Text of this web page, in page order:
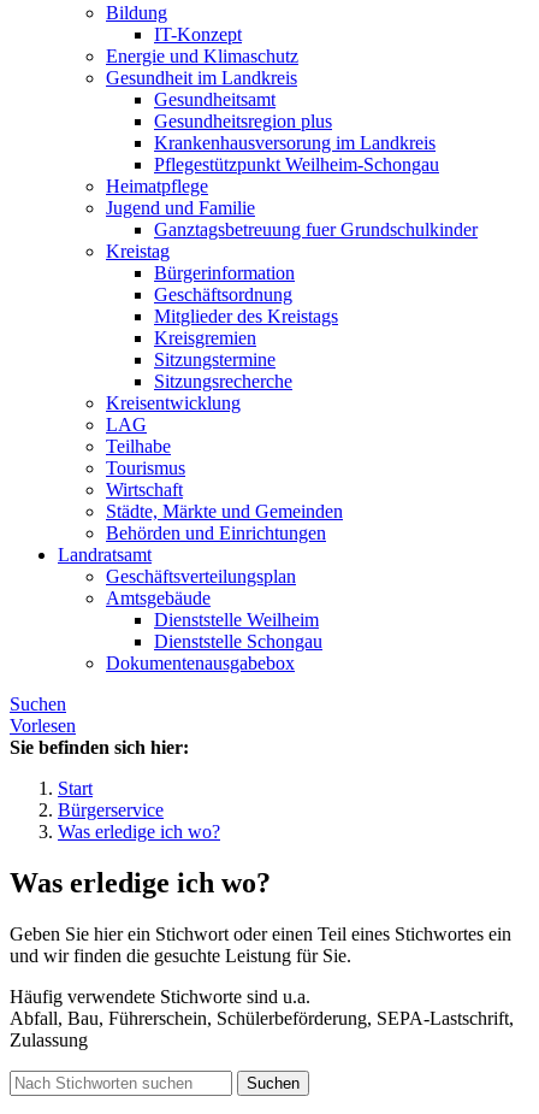
Bildung
IT-Konzept
Energie und Klimaschutz
Gesundheit im Landkreis
Gesundheitsamt
Gesundheitsregion plus
Krankenhausversorung im Landkreis
Pflegestützpunkt Weilheim-Schongau
Heimatpflege
Jugend und Familie
Ganztagsbetreuung fuer Grundschulkinder
Kreistag
Bürgerinformation
Geschäftsordnung
Mitglieder des Kreistags
Kreisgremien
Sitzungstermine
Sitzungsrecherche
Kreisentwicklung
LAG
Teilhabe
Tourismus
Wirtschaft
Städte, Märkte und Gemeinden
Behörden und Einrichtungen
Landratsamt
Geschäftsverteilungsplan
Amtsgebäude
Dienststelle Weilheim
Dienststelle Schongau
Dokumentenausgabebox
Suchen
Vorlesen
Sie befinden sich hier:
Start
Bürgerservice
Was erledige ich wo?
Was erledige ich wo?
Geben Sie hier ein Stichwort oder einen Teil eines Stichwortes ein
und wir finden die gesuchte Leistung für Sie.
Häufig verwendete Stichworte sind u.a.
Abfall, Bau, Führerschein, Schülerbeförderung, SEPA-Lastschrift,
Zulassung
Suchen